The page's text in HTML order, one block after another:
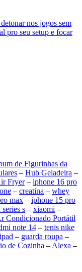
nos jogos sem
pro seu setup e focar
de Figurinhas da
– Hub Geladeira –
Fryer– iphone 16 pro
– creatina – whey
max – iphone 15 pro
s – xiaomi –
Condicionado Portátil
note 14 – tenis nike
ipad – guarda roupa –
de Cozinha – Alexa –